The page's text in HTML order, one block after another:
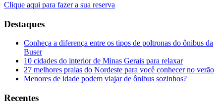
Clique aqui para fazer a sua reserva
Destaques
Conheça a diferença entre os tipos de poltronas do ônibus da
Buser
10 cidades do interior de Minas Gerais para relaxar
27 melhores praias do Nordeste para você conhecer no verão
Menores de idade podem viajar de ônibus sozinhos?
Recentes